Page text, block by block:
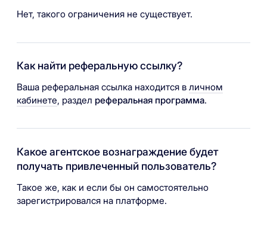
Нет, такого ограничения не существует.
Как найти реферальную ссылку?
Ваша реферальная ссылка находится в личном
кабинете, раздел реферальная программа.
Какое агентское вознаграждение будет
получать привлеченный пользователь?
Такое же, как и если бы он самостоятельно
зарегистрировался на платформе.